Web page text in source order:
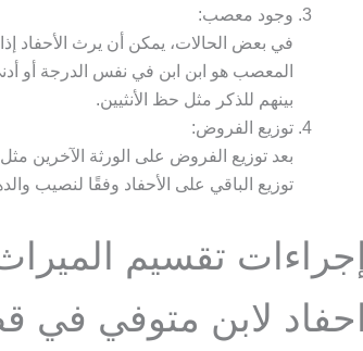
وجود معصب:
في بعض الحالات، يمكن أن يرث الأحفاد
المعصب هو ابن ابن في نفس الدرجة أو
بينهم للذكر مثل حظ الأنثيين.
توزيع الفروض:
بعد توزيع الفروض على الورثة الآخرين مثل
توزيع الباقي على الأحفاد وفقًا لنصيب
إجراءات تقسيم
احفاد لابن متوفي في